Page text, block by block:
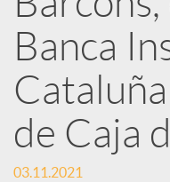
e
s
S
Banca
de Caja
03.11.2021